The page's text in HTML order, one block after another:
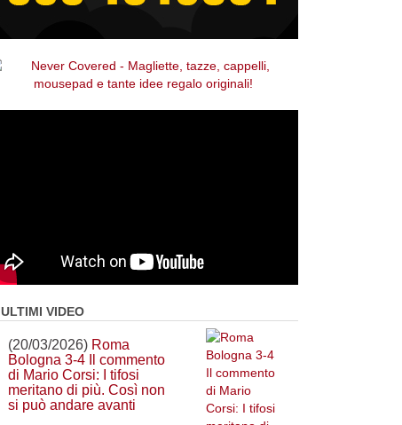
ULTIMI VIDEO
(20/03/2026) Roma
Bologna 3-4 Il commento
di Mario Corsi: I tifosi
meritano di più. Così non
si può andare avanti